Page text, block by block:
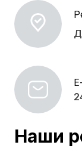
Наши